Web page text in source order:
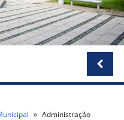
Administração